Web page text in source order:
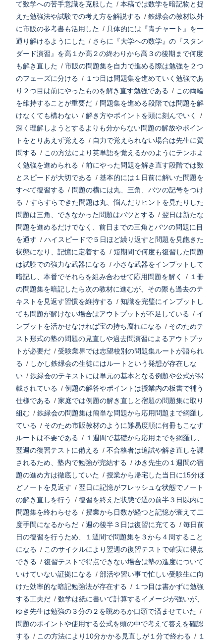
て数学への苦手意識を克服した / 本稿では数学を暗記物と捉
えた勉強法や試験での考え方を解説する / 鉄緑会の教材以外
に市販の参考書も活用した / 具体的には『青チャート』を一
通り解けるようにした / さらに『大学への数学』の『スタン
ダード演習』を高１か高２の終わりから高３の後期まで何度
も解き直した / 市販の問題集を自力で進める際は勉強を２つ
のフェーズに分ける / １つ目は問題集を進めていく勉強であ
り２つ目は前にやったものを解き直す勉強である / この両輪
を維持することが重要だ / 問題集を進める段階では問題を解
けなくても構わない / 解き方やポイントを頭に刻んでいく
/
深く理解しようとするよりも分からない問題の解放やポイン
トをとりあえず覚える / 自力で覚えられない場合は先生に質
問する / この方法により英単語を覚えるかのようにテンポよ
く勉強を進められる / 前にやった問題を解き直す段階では数
とスピードが大切である / 基本的には１日前に解いた問題を
すべて復習する / 問題の横には丸、三角、バツの記号をつけ
る / すらすらできた問題は丸、悩んだりヒントを見たりした
問題は三角、できなかった問題はバツとする / 翌日は新たな
問題を進めるだけでなく、前日までの三角とバツの問題に目
を通す / ハイスピードで５日ほど繰り返すと問題を見飽きた
状態になり、記憶に定着する / 短期間で何度も復習した問題
は試験での強力な武器になる / 小さな武器をインプットして
暗記し、本番でそれらを組み合わせて応用問題を解く
/ １冊
の問題集を暗記したら次の教材に進むが、その際も過去のテ
キストを見返す習慣を維持する / 知識を完璧にインプットし
ても問題が解けない場合はアウトプットが不足している / イ
ンプットを活かせなければ宝の持ち腐れになる / そのためテ
スト形式の塾の問題の見直しや過去問演習によるアウトプッ
トが必要だ / 受験業界では志望校別の問題集ルートが語られ
る / しかし鉄緑会の生徒にはルートという発想が存在しな
い / 鉄緑会のテキストには単元の基本となる例題や公式が掲
載されている / 例題の解答やポイントは授業内の板書で補う
仕様である / 家庭では例題の解き直しと宿題の問題集に取り
組む / 鉄緑会の問題集は簡単な問題から応用問題まで網羅し
ている / そのため市販教材のように難易度順に何冊もこなす
ルートは不要である / １週間で基礎から応用までを網羅し、
翌週の復習テストに備える / 不合格者は追試や解き直しを課
されるため、塾内で勉強が完結する / ゆき先生の１週間の宿
題の進め方は徹底していた / 授業から帰宅した当日に15分ほ
どノートを見返す / 翌日に記憶がフレッシュな状態でノート
の解き直しを行う
/ 復習を終えた状態で週の前半３日以内に
問題集を終わらせる / 授業から日数が経つと記憶が衰えて二
度手間になるからだ / 週の後半３日は復習に充てる / 毎日前
日の復習を行うため、１週間で問題集を３から４周すること
になる / このサイクルにより翌週の復習テストで確実に得点
できる / 復習テストで得点できない場合は塾の進度について
いけていない証拠になる / 部活や習い事で忙しい受験生に向
けた効率的な暗記勉強法が存在する / １つ目は書かずに勉強
する工夫だ / 数学は紙に書いて計算するイメージが強いが、
ゆき先生は勉強の３分の２を眺めるか口頭で済ませていた /
問題のポイントや使用する公式を頭の中で考えて答えを確認
する / この方法により10分かかる見直しが１分で終わる / １